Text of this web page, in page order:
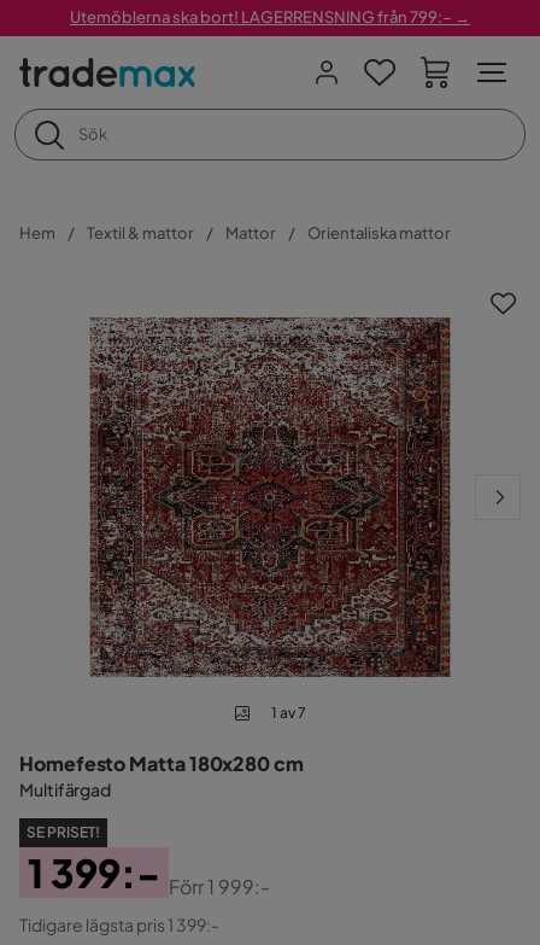
Utemöblerna ska bort! LAGERRENSNING från 799:– →
Hem Textil & mattor Mattor Orientaliska mattor
1 av 7
Homefesto Matta 180x280 cm
Multifärgad
SE PRISET!
Pris
1 399:-
Original
Förr1 999:-
Tidigare lägsta pris 1 399:-